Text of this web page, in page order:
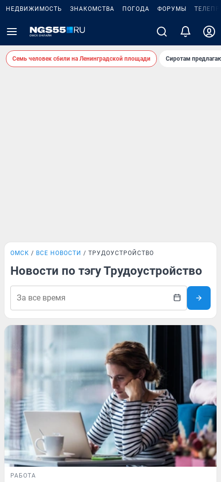
НЕДВИЖИМОСТЬ ЗНАКОМСТВА ПОГОДА ФОРУМЫ
Семь человек сбили на Ленинградской площади Сиротам
ОМСК ВСЕ НОВОСТИ ТРУДОУСТРОЙСТВО
Новости по тэгу Трудоустройство
РАБОТА